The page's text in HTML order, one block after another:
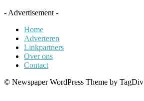
- Advertisement -
Home
Adverteren
Linkpartners
Over ons
Contact
© Newspaper WordPress Theme by TagDiv